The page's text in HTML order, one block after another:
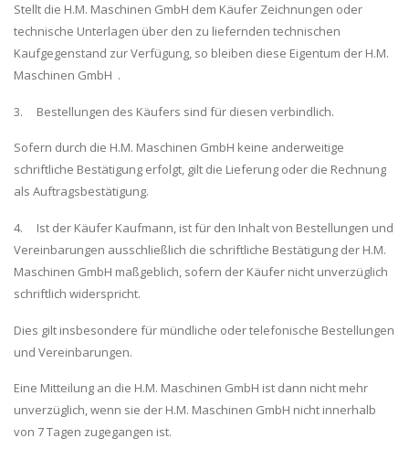
Stellt die H.M. Maschinen GmbH dem Käufer Zeichnungen oder
technische Unterlagen über den zu liefernden technischen
Kaufgegenstand zur Verfügung, so bleiben diese Eigentum der H.M.
Maschinen GmbH .
3. Bestellungen des Käufers sind für diesen verbindlich.
Sofern durch die H.M. Maschinen GmbH keine anderweitige
schriftliche Bestätigung erfolgt, gilt die Lieferung oder die Rechnung
als Auftragsbestätigung.
4. Ist der Käufer Kaufmann, ist für den Inhalt von Bestellungen und
Vereinbarungen ausschließlich die schriftliche Bestätigung der H.M.
Maschinen GmbH maßgeblich, sofern der Käufer nicht unverzüglich
schriftlich widerspricht.
Dies gilt insbesondere für mündliche oder telefonische Bestellungen
und Vereinbarungen.
Eine Mitteilung an die H.M. Maschinen GmbH ist dann nicht mehr
unverzüglich, wenn sie der H.M. Maschinen GmbH nicht innerhalb
von 7 Tagen zugegangen ist.